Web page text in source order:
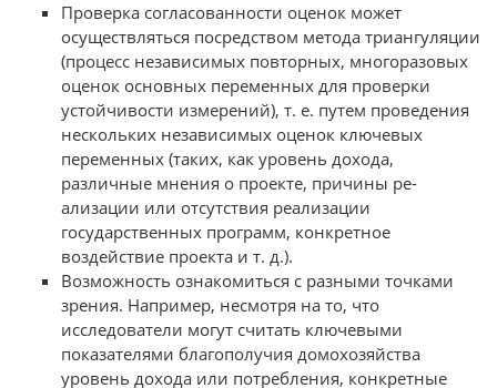
Проверка согласованности оценок может
осуществляться посред­ством метода триангуляции
(процесс независимых повторных, многоразо­вых
оценок основных переменных для проверки
устойчивости измерений), т. е. путем проведения
нескольких независимых оценок ключевых
перемен­ных (таких, как уровень дохода,
различные мнения о проекте, причины ре­
ализации или отсутствия реализации
государственных программ, конкрет­ное
воздействие проекта и т. д.).
Возможность ознакомиться с разными точками
зрения. Например, несмотря на то, что
исследователи могут считать ключевыми
показателями благополучия домохозяйства
уровень дохода или потребления, конкретные